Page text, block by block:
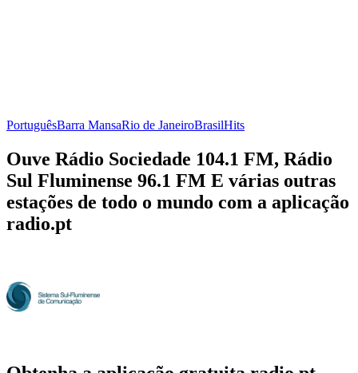
PortuguêsBarra MansaRio de JaneiroBrasilHits
Ouve Rádio Sociedade 104.1 FM, Rádio
Sul Fluminense 96.1 FM E várias outras
estações de todo o mundo com a aplicação
radio.pt